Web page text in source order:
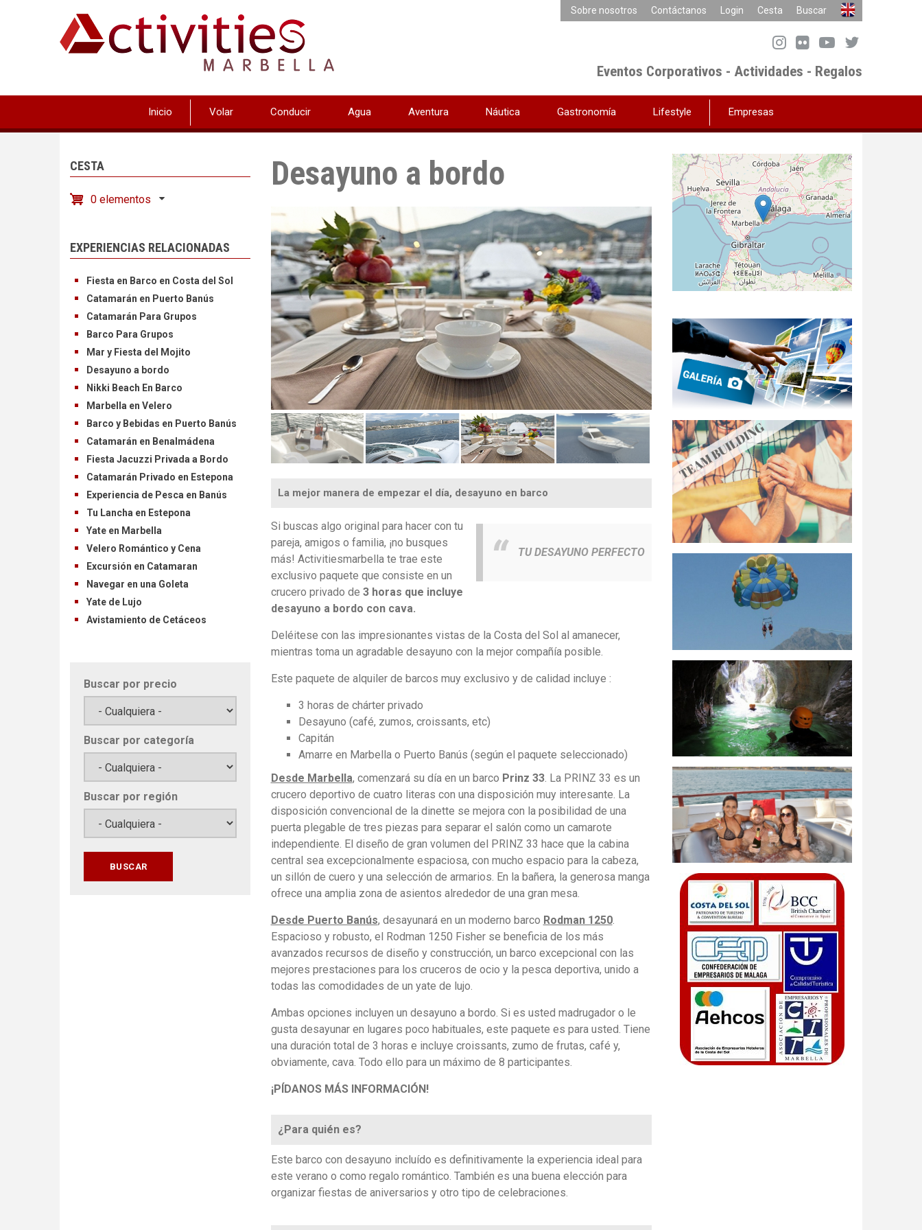
Sobre nosotros Contáctanos Login Cesta Buscar
Eventos Corporativos - Actividades - Regalos
Inicio Volar Conducir Agua Aventura Náutica Gastronomía Lifestyle Empresas
CESTA
0 elementos
EXPERIENCIAS RELACIONADAS
Fiesta en Barco en Costa del Sol
Catamarán en Puerto Banús
Catamarán Para Grupos
Barco Para Grupos
Mar y Fiesta del Mojito
Desayuno a bordo
Nikki Beach En Barco
Marbella en Velero
Barco y Bebidas en Puerto Banús
Catamarán en Benalmádena
Fiesta Jacuzzi Privada a Bordo
Catamarán Privado en Estepona
Experiencia de Pesca en Banús
Tu Lancha en Estepona
Yate en Marbella
Velero Romántico y Cena
Excursión en Catamaran
Navegar en una Goleta
Yate de Lujo
Avistamiento de Cetáceos
Buscar por precio
Buscar por categoría
Buscar por región
Desayuno a bordo
La mejor manera de empezar el día, desayuno en barco
TU DESAYUNO PERFECTO
Si buscas algo original para hacer con tu
pareja, amigos o familia, ¡no busques
más! Activitiesmarbella te trae este
exclusivo paquete que consiste en un
crucero privado de 3 horas que incluye
desayuno a bordo con cava.
Deléitese con las impresionantes vistas de la Costa del Sol al amanecer,
mientras toma un agradable desayuno con la mejor compañía posible.
Este paquete de alquiler de barcos muy exclusivo y de calidad incluye :
3 horas de chárter privado
Desayuno (café, zumos, croissants, etc)
Capitán
Amarre en Marbella o Puerto Banús (según el paquete seleccionado)
Desde Marbella, comenzará su día en un barco Prinz 33. La PRINZ 33 es un
crucero deportivo de cuatro literas con una disposición muy interesante. La
disposición convencional de la dinette se mejora con la posibilidad de una
puerta plegable de tres piezas para separar el salón como un camarote
independiente. El diseño de gran volumen del PRINZ 33 hace que la cabina
central sea excepcionalmente espaciosa, con mucho espacio para la cabeza,
un sillón de cuero y una selección de armarios. En la bañera, la generosa manga
ofrece una amplia zona de asientos alrededor de una gran mesa.
Desde Puerto Banús, desayunará en un moderno barco Rodman 1250.
Espacioso y robusto, el Rodman 1250 Fisher se beneficia de los más
avanzados recursos de diseño y construcción, un barco excepcional con las
mejores prestaciones para los cruceros de ocio y la pesca deportiva, unido a
todas las comodidades de un yate de lujo.
Ambas opciones incluyen un desayuno a bordo. Si es usted madrugador o le
gusta desayunar en lugares poco habituales, este paquete es para usted. Tiene
una duración total de 3 horas e incluye croissants, zumo de frutas, café y,
obviamente, cava. Todo ello para un máximo de 8 participantes.
¡PÍDANOS MÁS INFORMACIÓN!
¿Para quién es?
Este barco con desayuno incluído es definitivamente la experiencia ideal para
este verano o como regalo romántico. También es una buena elección para
organizar fiestas de aniversarios y otro tipo de celebraciones.